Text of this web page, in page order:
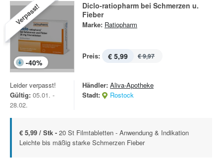
Verpasst!
-40%
Diclo-ratiopharm bei Schmerzen u.
Fieber
Marke: Ratiopharm
Preis: € 5,99 € 9,97
Leider verpasst!
Gültig: 05.01. -
28.02.
Händler: Aliva-Apotheke
Stadt:
Rostock
€ 5,99 / Stk - 20 St Filmtabletten - Anwendung & Indikation
Leichte bis mäßig starke Schmerzen Fieber